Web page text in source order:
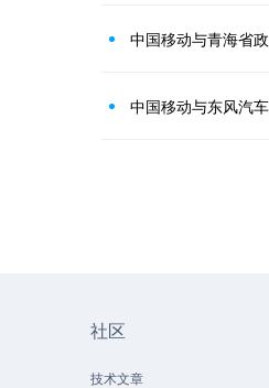
中国移动与青海省
中国移动与东风汽
社区
技术文章